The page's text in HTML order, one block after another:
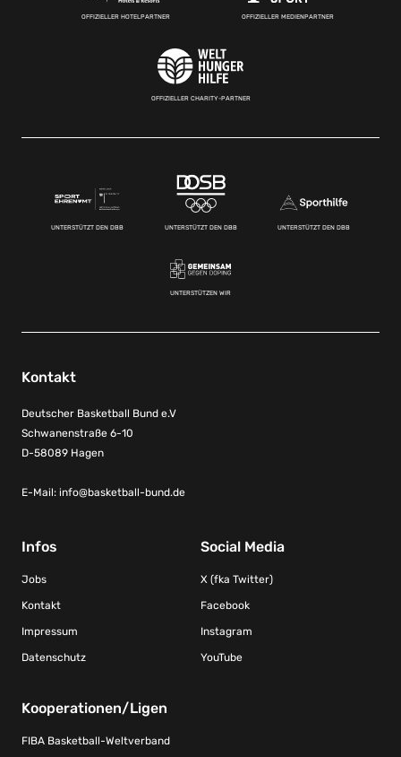
OFFIZIELLER HOTELPARTNER OFFIZIELLER MEDIENPARTNER
OFFIZIELLER CHARITY-PARTNER
UNTERSTÜTZT DEN DBB UNTERSTÜTZT DEN DBB UNTERSTÜTZT DEN DBB
UNTERSTÜTZEN WIR
Kontakt
Deutscher Basketball Bund e.V
Schwanenstraße 6-10
D-58089 Hagen
E-Mail: info@basketball-bund.de
Infos
Jobs
Kontakt
Impressum
Datenschutz
Social Media
X (fka Twitter)
Facebook
Instagram
YouTube
Kooperationen/Ligen
FIBA Basketball-Weltverband